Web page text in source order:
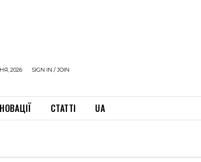
2026 SIGN IN / JOIN
СТАТТІ UA